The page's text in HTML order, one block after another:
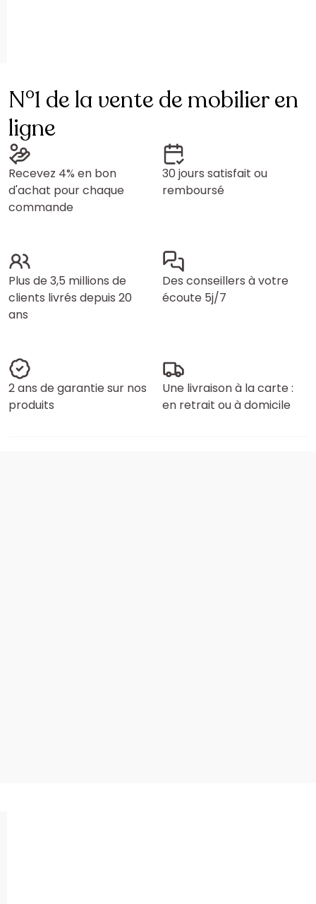
N°1 de la vente de mobilier en
ligne
Recevez 4% en bon
d'achat pour chaque
commande
30 jours satisfait ou
remboursé
Plus de 3,5 millions de
clients livrés depuis 20
ans
Des conseillers à votre
écoute 5j/7
2 ans de garantie sur nos
produits
Une livraison à la carte :
en retrait ou à domicile